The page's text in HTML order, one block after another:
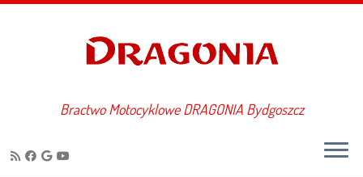
Bractwo Motocyklowe DRAGONIA Bydgoszcz